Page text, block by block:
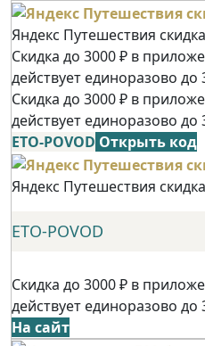
Яндекс Путешествия
Скидка до 3000 ₽ в
действует единоразово до
Скидка до 3000 ₽ в
действует единоразово до
ETO-POVOD Открыть код
Яндекс Путешествия
ETO-POVOD
Скидка до 3000 ₽ в
действует единоразово до
На сайт